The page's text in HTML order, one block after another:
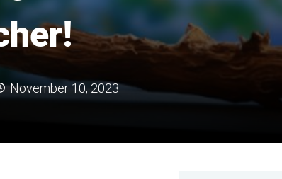
November 10, 2023